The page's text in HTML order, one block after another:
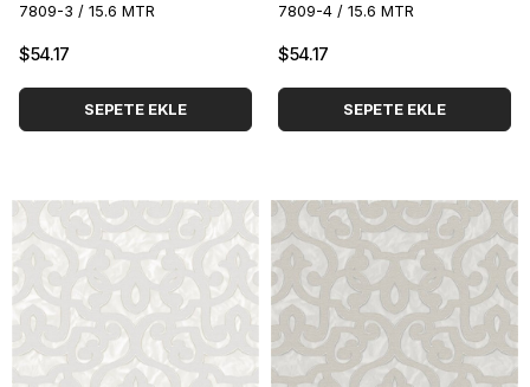
7809-3 / 15.6 MTR
$54.17
SEPETE EKLE
7809-4 / 15.6 MTR
$54.17
SEPETE EKLE